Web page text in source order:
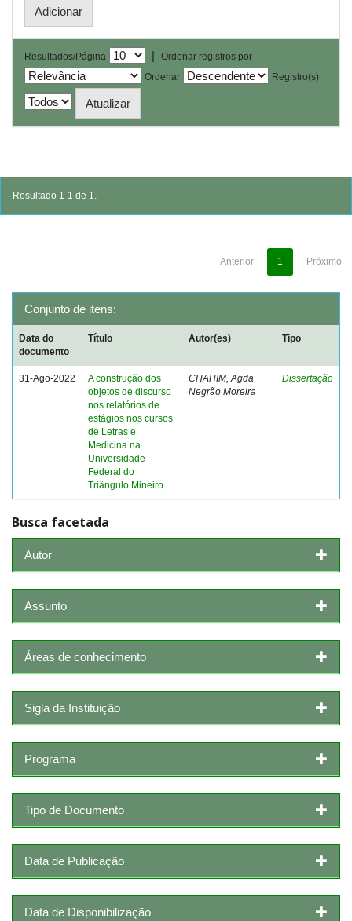
Resultados/Página |
Ordenar registros por
Ordenar
Registro(s)
Resultado 1-1 de 1.
Anterior 1 Próximo
Conjunto de itens:
Data do
documento
Título Autor(es) Tipo
31-Ago-2022
A construção dos
objetos de discurso
nos relatórios de
estágios nos cursos
de Letras e
Medicina na
Universidade
Federal do
Triângulo Mineiro
CHAHIM, Agda
Negrão Moreira
Dissertação
Busca facetada
Autor
Assunto
Áreas de conhecimento
Sigla da Instituição
Programa
Tipo de Documento
Data de Publicação
Data de Disponibilização